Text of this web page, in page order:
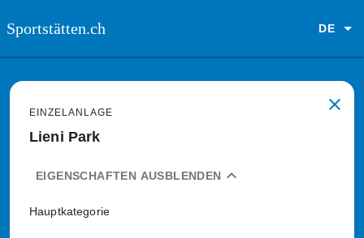
Sportstätten.ch DE
close
EINZELANLAGE
Lieni Park
expand_less
EIGENSCHAFTEN AUSBLENDEN
Hauptkategorie